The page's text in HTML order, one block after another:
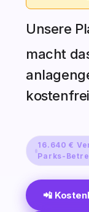
Unsere
macht
16.640 €
Parks-
📲